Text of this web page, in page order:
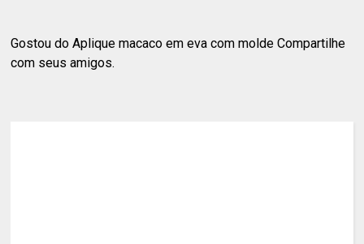
Gostou do Aplique macaco em eva com molde Compartilhe
com seus amigos.